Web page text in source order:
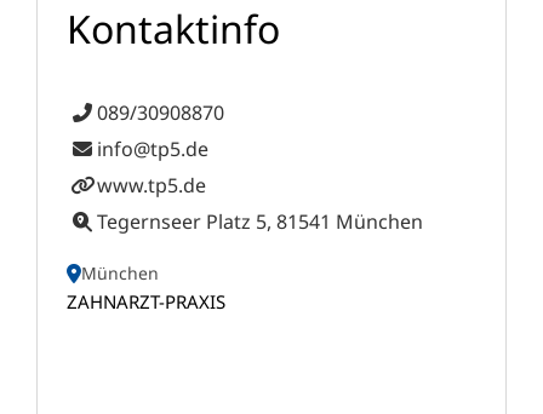
Kontaktinfo
089/30908870
info@tp5.de
www.tp5.de
Tegernseer Platz 5, 81541 München
München
ZAHNARZT-PRAXIS